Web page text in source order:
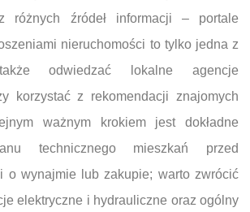
różnych źródeł informacji – portale
nieruchomości to tylko jedna z
odwiedzać lokalne agencje
korzystać z rekomendacji znajomych
ważnym krokiem jest dokładne
technicznego mieszkań przed
o wynajmie lub zakupie; warto zwrócić
elektryczne i hydrauliczne oraz ogólny